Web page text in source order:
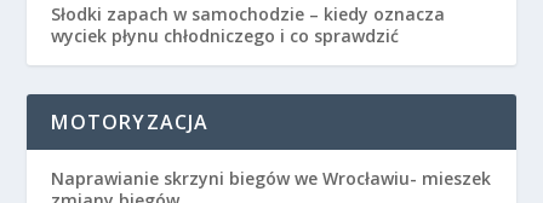
Słodki zapach w samochodzie – kiedy oznacza
wyciek płynu chłodniczego i co sprawdzić
MOTORYZACJA
Naprawianie skrzyni biegów we Wrocławiu- mieszek